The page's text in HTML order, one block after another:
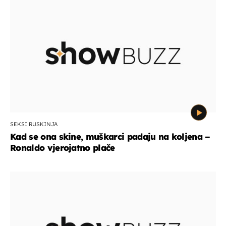
SEKSI RUSKINJA
Kad se ona skine, muškarci padaju na koljena –
Ronaldo vjerojatno plače